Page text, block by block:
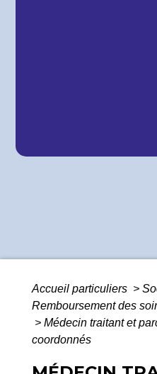
Accueil particuliers >
Remboursement des
> Médecin traitant et
coordonnés